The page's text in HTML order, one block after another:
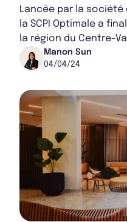
Lancée par la société
la SCPI Optimale a
la région du Centre-
dernières semaines
Manon Sun
04/04/24